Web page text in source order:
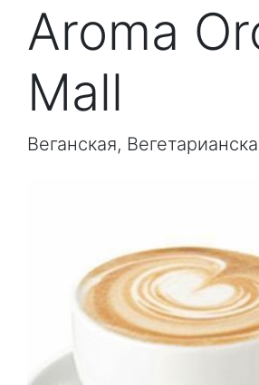
Aroma
Mall
Веганская,